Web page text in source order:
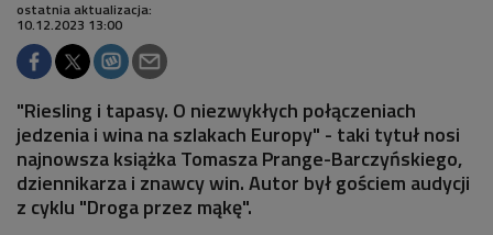
ostatnia aktualizacja:
10.12.2023 13:00
"Riesling i tapasy. O niezwykłych połączeniach
jedzenia i wina na szlakach Europy" - taki tytuł nosi
najnowsza książka Tomasza Prange-Barczyńskiego,
dziennikarza i znawcy win. Autor był gościem audycji
z cyklu "Droga przez mąkę".